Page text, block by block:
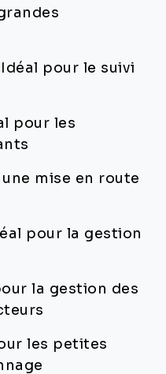
Idéal pour le suivi
pour les
une mise en route
pour la gestion
la gestion des
les petites